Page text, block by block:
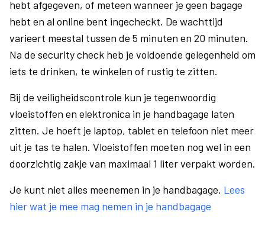
hebt afgegeven, of meteen wanneer je geen bagage
hebt en al online bent ingecheckt. De wachttijd
varieert meestal tussen de 5 minuten en 20 minuten.
Na de security check heb je voldoende gelegenheid om
iets te drinken, te winkelen of rustig te zitten.
Bij de veiligheidscontrole kun je tegenwoordig
vloeistoffen en elektronica in je handbagage laten
zitten. Je hoeft je laptop, tablet en telefoon niet meer
uit je tas te halen. Vloeistoffen moeten nog wel in een
doorzichtig zakje van maximaal 1 liter verpakt worden.
Je kunt niet alles meenemen in je handbagage. Lees
hier wat je mee mag nemen in je handbagage